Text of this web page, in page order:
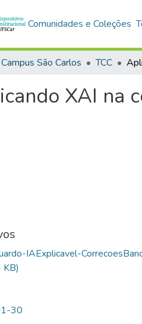
Comunidades e Coleções
Campus São Carlos TCC
XAI na
IAExplicavel-
30